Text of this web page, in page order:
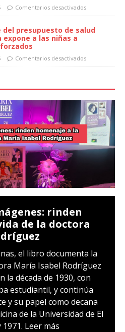
Comentarios desactivados
del presupuesto de salud
a las niñas a
Comentarios desactivados
rinden
de la doctora
el libro documenta la
María Isabel Rodríguez
la década de 1930, con
estudiantil, y continúa
y su papel como decana
de la Universidad de El
Leer más